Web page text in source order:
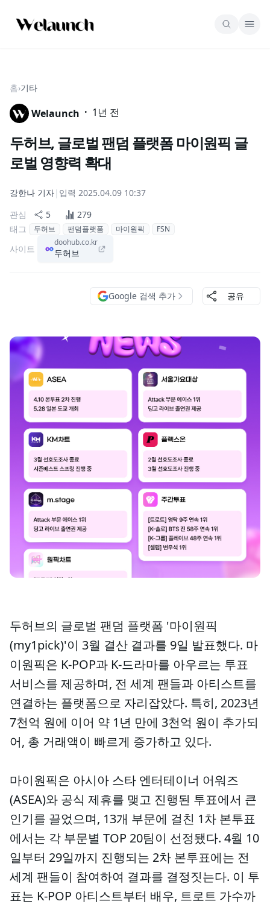
홈›기타
Welaunch · 1년 전
두허브, 글로벌 팬덤 플랫폼 마이원픽 글
로벌 영향력 확대
강한나 기자| 입력 2025.04.09 10:37
관심
5
279
태그
두허브 팬덤플랫폼 마이원픽 FSN
사이트
doohub.co.kr
두허브
Google 검색 추가 공유
두허브의 글로벌 팬덤 플랫폼 '마이원픽
(my1pick)'이 3월 결산 결과를 9일 발표했다. 마
이원픽은 K-POP과 K-드라마를 아우르는 투표
서비스를 제공하며, 전 세계 팬들과 아티스트를
연결하는 플랫폼으로 자리잡았다. 특히, 2023년
7천억 원에 이어 약 1년 만에 3천억 원이 추가되
어, 총 거래액이 빠르게 증가하고 있다.
마이원픽은 아시아 스타 엔터테이너 어워즈
(ASEA)와 공식 제휴를 맺고 진행된 투표에서 큰
인기를 끌었으며, 13개 부문에 걸친 1차 본투표
에서는 각 부문별 TOP 20팀이 선정됐다. 4월 10
일부터 29일까지 진행되는 2차 본투표에는 전
세계 팬들이 참여하여 결과를 결정짓는다. 이 투
표는 K-POP 아티스트부터 배우, 트로트 가수까